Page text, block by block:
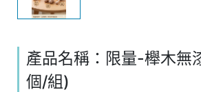
產品名稱：限量-櫸木無
個/組)